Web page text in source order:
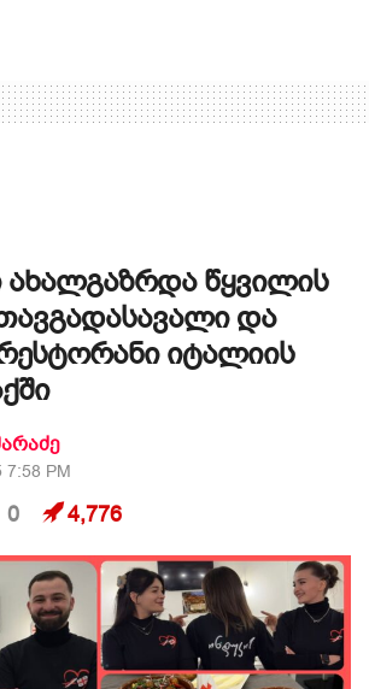
წყვილის
და
იტალიის
7:58 PM
0 4,776